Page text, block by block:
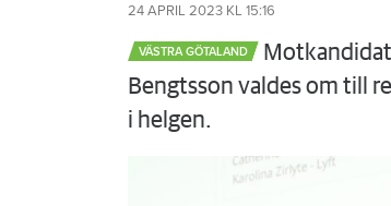
24 APRIL 2023 KL 15:16
VÄSTRA GÖTALAND
Bengtsson valdes om till
i helgen.